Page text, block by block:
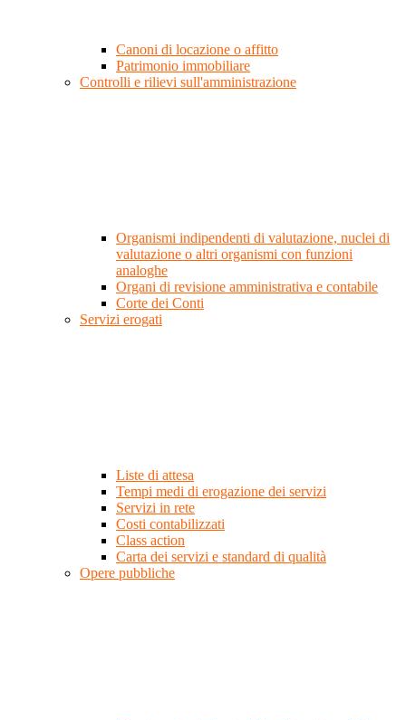
Canoni di locazione o affitto
Patrimonio immobiliare
Controlli e rilievi sull'amministrazione
Organismi indipendenti di valutazione, nuclei di
valutazione o altri organismi con funzioni
analoghe
Organi di revisione amministrativa e contabile
Corte dei Conti
Servizi erogati
Liste di attesa
Tempi medi di erogazione dei servizi
Servizi in rete
Costi contabilizzati
Class action
Carta dei servizi e standard di qualità
Opere pubbliche